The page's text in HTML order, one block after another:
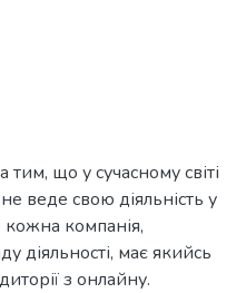
що у сучасному світі
веде свою діяльність у
компанія,
діяльності, має якийсь
з онлайну.